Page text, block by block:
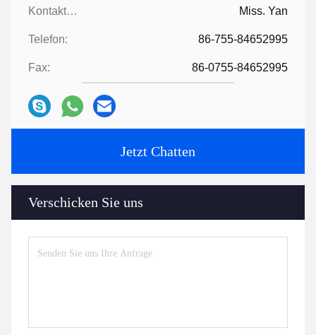
Kontaktpersonen: Miss. Yan
Telefon: 86-755-84652995
Fax: 86-0755-84652995
Jetzt Chatten
Verschicken Sie uns